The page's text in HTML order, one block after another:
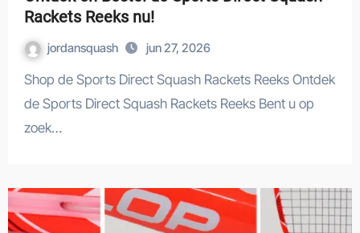
Rackets Reeks nu!
jordansquash jun 27, 2026
Shop de Sports Direct Squash Rackets Reeks Ontdek
de Sports Direct Squash Rackets Reeks Bent u op
zoek…